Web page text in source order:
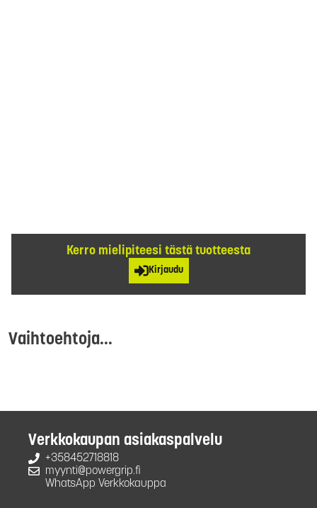
Kerro mielipiteesi tästä tuotteesta
Kirjaudu
Vaihtoehtoja...
Verkkokaupan asiakaspalvelu
+358452718818
myynti@powergrip.fi
WhatsApp Verkkokauppa